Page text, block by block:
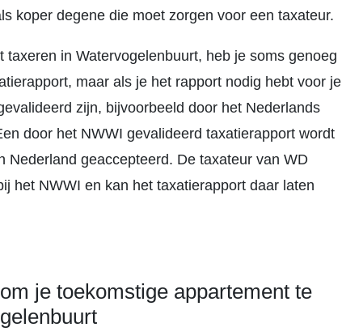
koper degene die moet zorgen voor een taxateur.
taxeren in Watervogelenbuurt, heb je soms genoeg
maar als je het rapport nodig hebt voor je
zijn, bijvoorbeeld door het Nederlands
door het NWWI gevalideerd taxatierapport wordt
Nederland geaccepteerd. De taxateur van WD
het NWWI en kan het taxatierapport daar laten
je toekomstige appartement te